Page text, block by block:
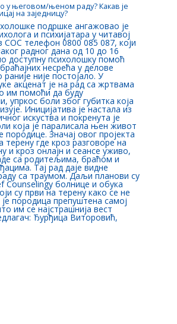
у његовом/њеном раду? Какав је
на заједницу?
подршке ангажовао је
и психијатара у читавој
СОС телефон 0800 085 087, који
радног дана од 10 до 16
доступну психолошку помоћ
несрећа у делове
раније није постојало. У
акценат је на рад са жртвама
им помоћи да буду
упркос боли због губитка која
Иницијатива је настала из
искуства и покренута је
која је паралисала њен живот
Значај овог пројекта
терену где кроз разговоре на
и кроз онлајн и сеансе уживо,
са родитељима, браћом и
Тај рад даје видне
са траумом. Даљи планови су
Counselingу болнице и обука
су први на терену како се не
породица препуштена самој
им се најстрашнија вест
Ђурђица Виторовић,